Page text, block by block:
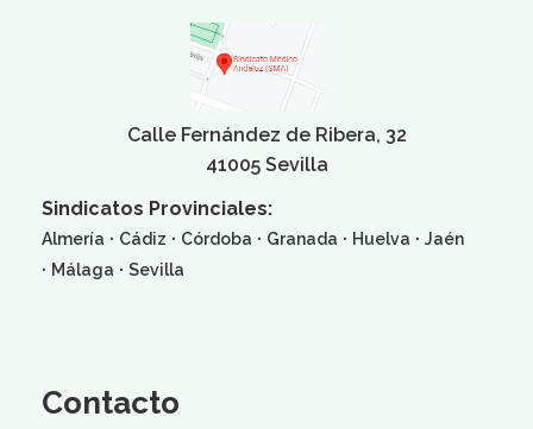
Calle Fernández de Ribera, 32
41005 Sevilla
Sindicatos Provinciales:
Almería · Cádiz · Córdoba · Granada · Huelva · Jaén
· Málaga · Sevilla
Contacto